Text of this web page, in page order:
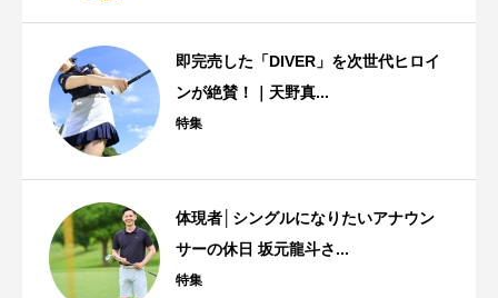
即完売した「DIVER」を次世代ヒロイ
ンが絶賛！｜天野真...
特集
体現者│シングルになりたいアナウン
サーの休日 坂元龍斗さ...
特集